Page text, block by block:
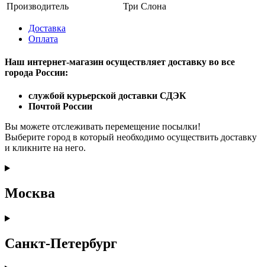
Производитель
Три Слона
Доставка
Оплата
Наш интернет-магазин осуществляет доставку во все
города России:
службой курьерской доставки СДЭК
Почтой России
Вы можете отслеживать перемещение посылки!
Выберите город в который необходимо осуществить доставку
и кликните на него.
Москва
Санкт-Петербург